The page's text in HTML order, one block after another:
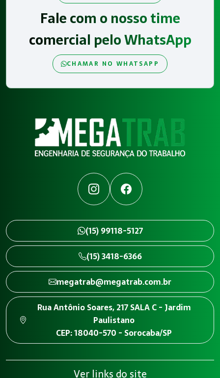
Fale com o nosso time
comercial pelo WhatsApp
CHAMAR NO WHATSAPP
InstagramFacebook
(15) 99118-5127
(15) 3418-6366
megatrab@megatrab.com.br
Rua Antônio Soares, 217 SALA C - Jardim
Paulistano
CEP: 18040-570 - Sorocaba/SP
Ver links do site